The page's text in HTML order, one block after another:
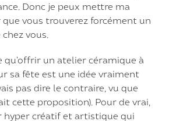
Donc je peux mettre ma
que vous trouverez forcément un
vous.
qu’offrir un atelier céramique à
sa fête est une idée vraiment
pas dire le contraire, vu que
cette proposition). Pour de vrai,
hyper créatif et artistique qui